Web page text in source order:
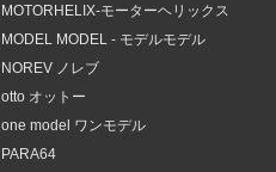
MOTORHELIX-モーターヘリックス
MODEL MODEL - モデルモデル
NOREV ノレブ
otto オットー
one model ワンモデル
PARA64